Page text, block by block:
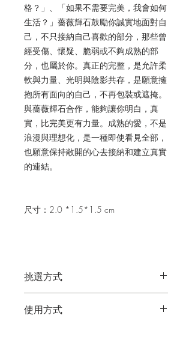
格？」、「如果不需要完美，我會如何
生活？」薔薇輝石鼓勵你誠實地面對自
己，不只接納自己喜歡的部分，那些曾
經受傷、懷疑、脆弱或不夠成熟的部
分，也屬於你。真正的完整，是允許柔
軟與力量、光明與陰影共存，是願意擁
抱所有面向的自己，不再包裝或遮掩。
與薔薇輝石合作，能夠讓你明白，真
實，比完美更有力量。成熟的愛，不是
浪漫與理想化，是一種即使看見全部，
也願意保持敞開的心去接納和建立真實
的連結。
尺寸：2.0 *1.5*1.5 cm
挑選方式
覺選擇；或先從水晶的介紹圖片挑選比
使用方式